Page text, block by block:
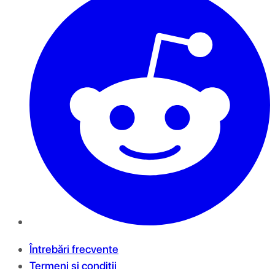
Întrebări frecvente
Termeni și condiții